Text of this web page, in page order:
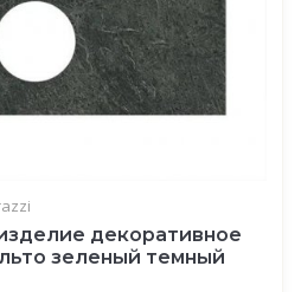
декоративное
зеленый темный